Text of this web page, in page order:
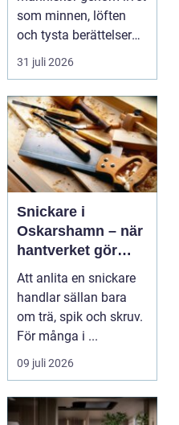
som minnen, löften
och tysta berättelser
nära huden....
31 juli 2026
Snickare i
Oskarshamn – när
hantverket gör
skillnad i vardagen
Att anlita en snickare
handlar sällan bara
om trä, spik och skruv.
För många i ...
09 juli 2026